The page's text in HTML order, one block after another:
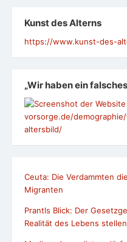
Kunst des Alterns
https://www.kunst-des-
„Wir haben ein
vorsorge.de/
altersbild/
Ceuta: Die Verdammten
Migranten
Prantls Blick: Der
Realität des Lebens stellen